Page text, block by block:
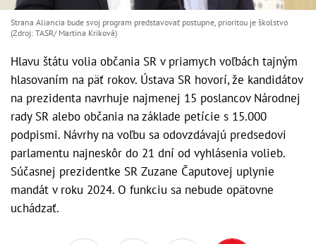
Strana Aliancia bude svoj program predstavovať postupne, prioritou je školstvo
(Zdroj: TASR/ Martina Kriková)
Hlavu štátu volia občania SR v priamych voľbách tajným
hlasovaním na päť rokov. Ústava SR hovorí, že kandidátov
na prezidenta navrhuje najmenej 15 poslancov Národnej
rady SR alebo občania na základe petície s 15.000
podpismi. Návrhy na voľbu sa odovzdávajú predsedovi
parlamentu najneskôr do 21 dní od vyhlásenia volieb.
Súčasnej prezidentke SR Zuzane Čaputovej uplynie
mandát v roku 2024. O funkciu sa nebude opätovne
uchádzať.